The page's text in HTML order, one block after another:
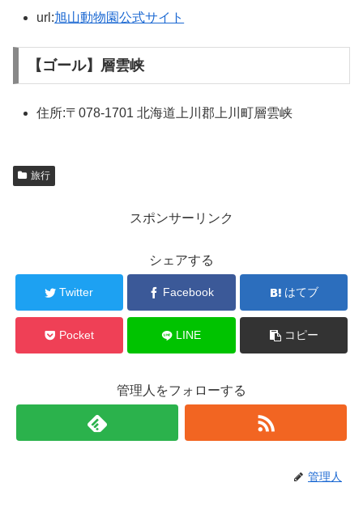
url:旭山動物園公式サイト
【ゴール】層雲峡
住所:〒078-1701 北海道上川郡上川町層雲峡
旅行
スポンサーリンク
シェアする
Twitter Facebook はてブ
Pocket LINE コピー
管理人をフォローする
管理人